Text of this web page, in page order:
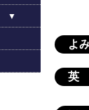
よ
英